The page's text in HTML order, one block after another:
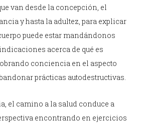
van desde la concepción, el
y hasta la adultez, para explicar
puede estar mandándonos
acerca de qué es
conciencia en el aspecto
prácticas autodestructivas.
el camino a la salud conduce a
encontrando en ejercicios